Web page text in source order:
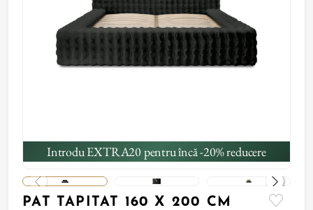
Introdu EXTRA20 pentru încă -20% reducere
PAT TAPITAT 160 X 200 CM